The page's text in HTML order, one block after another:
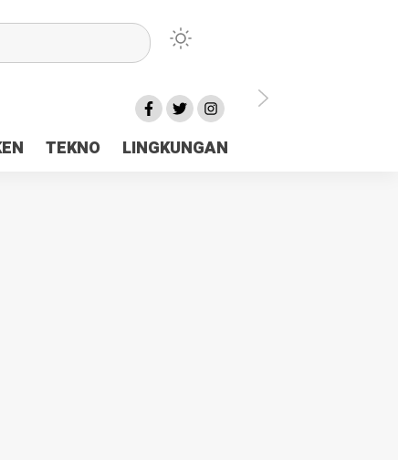
TEKNO LINGKUNGAN
Tanah Papua
Rp23 Miliar Disorot